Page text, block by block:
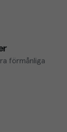
förmånliga